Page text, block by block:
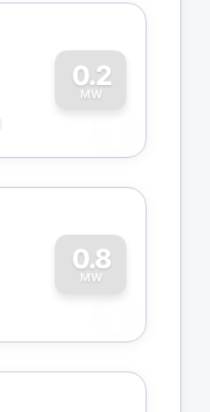
0.2
MW
0
0.8
MW
0